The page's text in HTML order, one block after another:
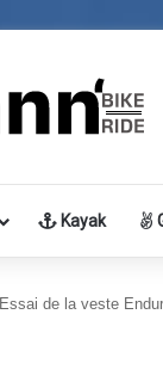
Kayak
Essai de la veste